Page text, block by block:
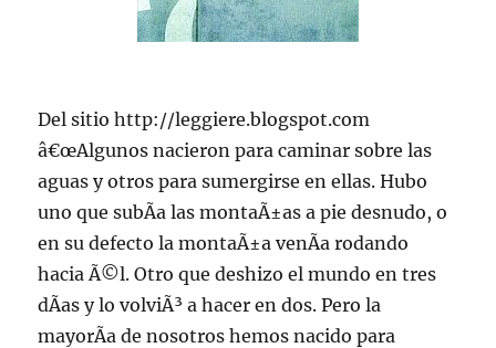
Del sitio http://leggiere.blogspot.com
â€œAlgunos nacieron para caminar sobre las
aguas y otros para sumergirse en ellas. Hubo
uno que subÃ­a las montaÃ±as a pie desnudo, o
en su defecto la montaÃ±a venÃ­a rodando
hacia Ã©l. Otro que deshizo el mundo en tres
dÃ­as y lo volviÃ³ a hacer en dos. Pero la
mayorÃ­a de nosotros hemos nacido para